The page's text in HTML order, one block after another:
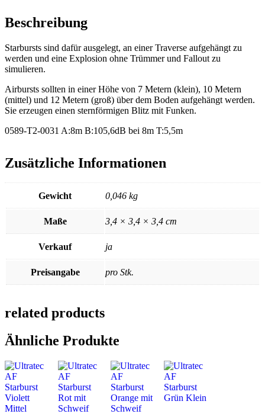
Beschreibung
Starbursts sind dafür ausgelegt, an einer Traverse aufgehängt zu
werden und eine Explosion ohne Trümmer und Fallout zu
simulieren.
Airbursts sollten in einer Höhe von 7 Metern (klein), 10 Metern
(mittel) und 12 Metern (groß) über dem Boden aufgehängt werden.
Sie erzeugen einen sternförmigen Blitz mit Funken.
0589-T2-0031 A:8m B:105,6dB bei 8m T:5,5m
Zusätzliche Informationen
Gewicht 0,046 kg
Maße 3,4 × 3,4 × 3,4 cm
Verkauf ja
Preisangabe pro Stk.
related products
Ähnliche Produkte